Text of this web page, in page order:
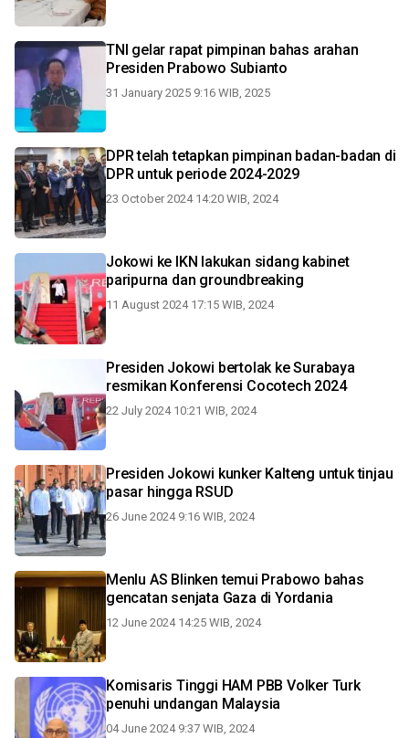
TNI gelar rapat pimpinan bahas arahan
Presiden Prabowo Subianto
31 January 2025 9:16 WIB, 2025
DPR telah tetapkan pimpinan badan-badan di
DPR untuk periode 2024-2029
23 October 2024 14:20 WIB, 2024
Jokowi ke IKN lakukan sidang kabinet
paripurna dan groundbreaking
11 August 2024 17:15 WIB, 2024
Presiden Jokowi bertolak ke Surabaya
resmikan Konferensi Cocotech 2024
22 July 2024 10:21 WIB, 2024
Presiden Jokowi kunker Kalteng untuk tinjau
pasar hingga RSUD
26 June 2024 9:16 WIB, 2024
Menlu AS Blinken temui Prabowo bahas
gencatan senjata Gaza di Yordania
12 June 2024 14:25 WIB, 2024
Komisaris Tinggi HAM PBB Volker Turk
penuhi undangan Malaysia
04 June 2024 9:37 WIB, 2024